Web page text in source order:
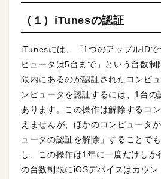
（１）iTunesの認証
iTunesには、「1つのアップルID
ピュータは5台まで」という台数制
限内にあるのが認証されたコンピ
ンピュータを認証するには、1台
あります。この操作は解除するコ
えませんが、ほかのコンピュータ
ュータの認証を解除」することで
し、この操作は1年に一度だけしか
の台数制限にiOSデバイスはカウン